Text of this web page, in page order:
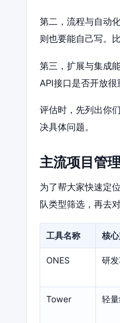
第二，流程与自动
则也要能自己写。
第三，扩展与集成
API接口是否开放很
评估时，先列出你
决具体问题。
主流项目管
为了帮大家快速定
队类型筛选，再去
工具名称 核
ONES 研
Tower 轻